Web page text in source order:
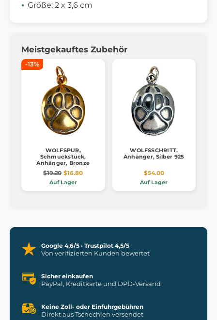
Größe: 2 x 3,6 cm
Meistgekauftes Zubehör
-13%
WOLFSPUR,
Schmuckstück,
Anhänger, Bronze
$19.20 $16.80
Auf Lager
WOLFSSCHRITT,
Anhänger, Silber 925
$54.00
Auf Lager
Google 4,6/5 · Trustpilot 4,5/5
Von verifizierten Kunden bewertet
Sicher einkaufen
PayPal, Kreditkarte und DPD-Versand
Keine Zoll- oder Einfuhrgebühren
Direkt aus Tschechien versendet